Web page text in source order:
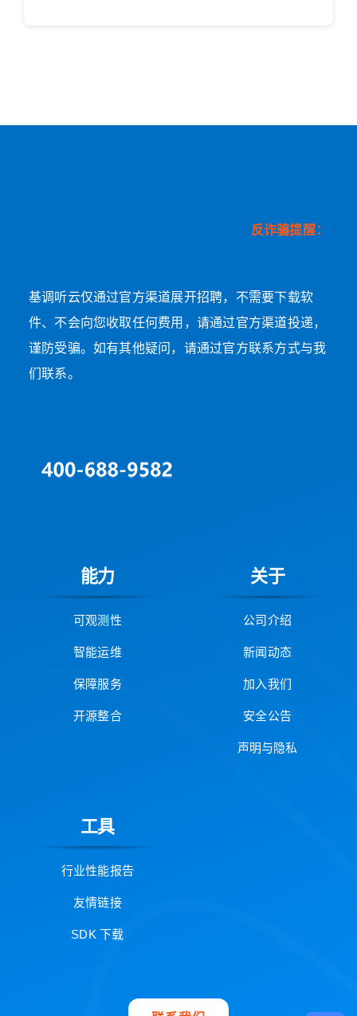
反诈骗提醒：
基调听云仅通过官方渠道展开招聘，不需要下载软
件、不会向您收取任何费用，请通过官方渠道投递，
谨防受骗。如有其他疑问，请通过官方联系方式与我
们联系。
能力
可观测性
智能运维
保障服务
开源整合
关于
公司介绍
新闻动态
加入我们
安全公告
声明与隐私
工具
行业性能报告
友情链接
SDK 下载